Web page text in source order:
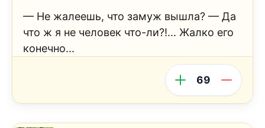
— Не жалеешь, что замуж вышла? — Да
что ж я не человек что-ли?!... Жалко его
конечно...
69